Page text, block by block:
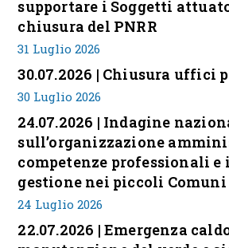
supportare i Soggetti
chiusura del PNRR
31 Luglio 2026
30.07.2026 | Chiusura uffici
30 Luglio 2026
24.07.2026 | Indagine
sull’organizzazione
competenze professionali
gestione nei piccoli
24 Luglio 2026
22.07.2026 | Emergenza